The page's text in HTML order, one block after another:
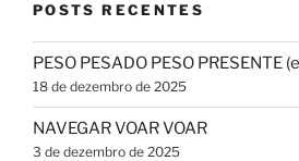
POSTS RECENTES
PESO PESADO PESO PRESENTE
18 de dezembro de 2025
NAVEGAR VOAR VOAR
3 de dezembro de 2025